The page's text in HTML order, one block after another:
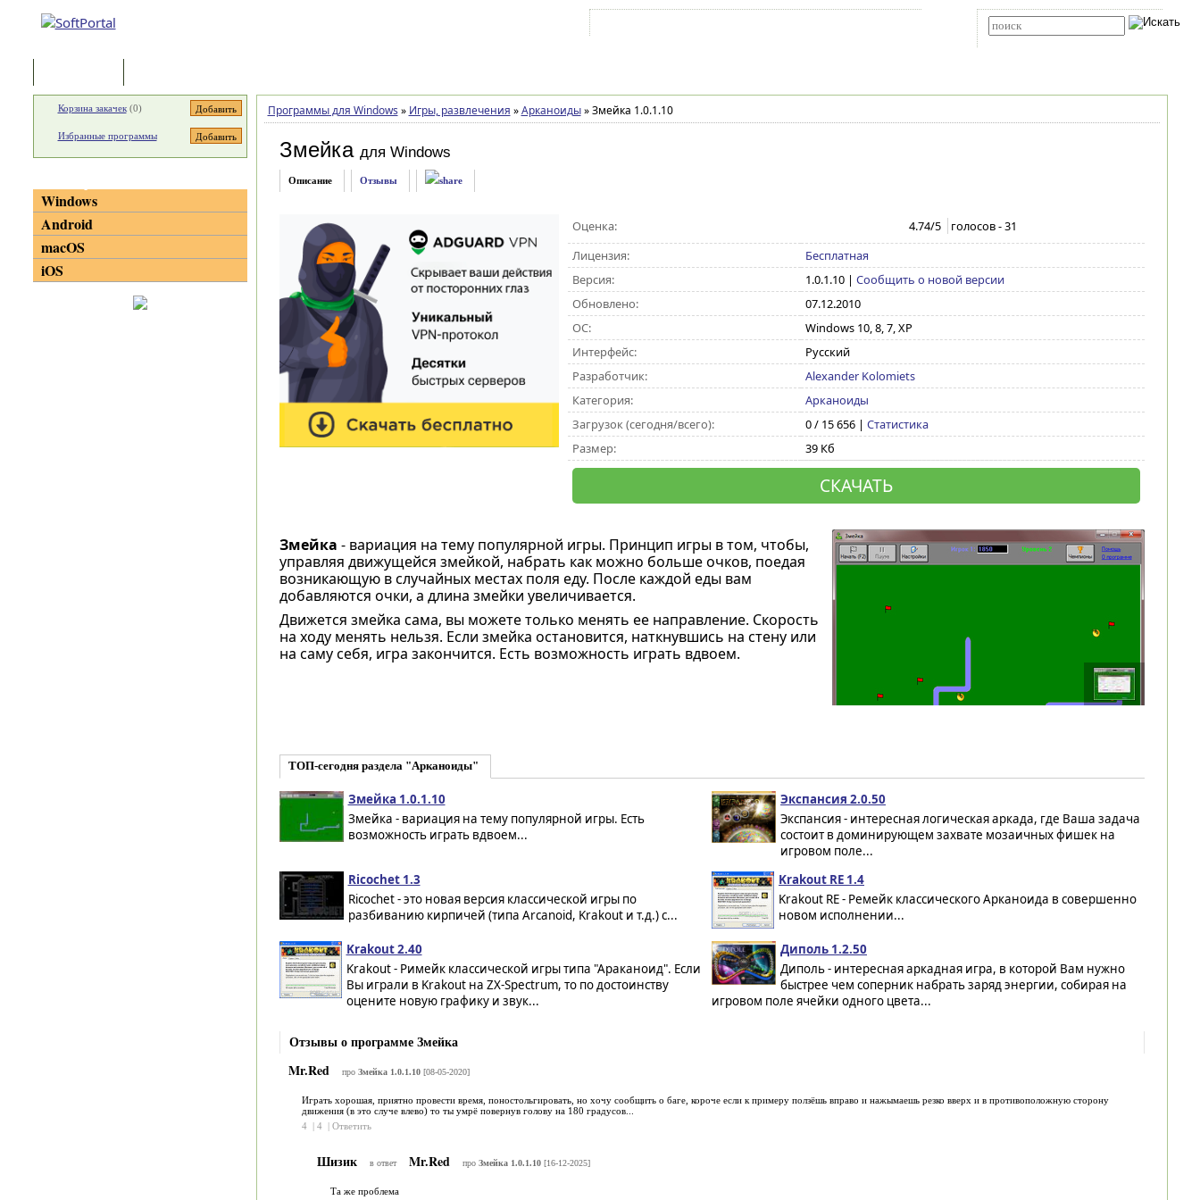
Программы для Windows » Игры, развлечения » Арканоиды »Змейка 1.0.1.10
Змейка для Windows
Описание Отзывы
Оценка: 4.74/5 голосов -31
Лицензия:
Бесплатная
Версия:
1.0.1.10| Сообщить о новой версии
Обновлено:
07.12.2010
ОС:
Windows 10, 8, 7, XP
Интерфейс:
Русский
Разработчик:
Alexander Kolomiets
Категория:
Арканоиды
Загрузок (сегодня/всего):
0 / 15 656 | Статистика
Размер:
39 Кб
СКАЧАТЬ
Змейка - вариация на тему популярной игры. Принцип игры в том, чтобы,
управляя движущейся змейкой, набрать как можно больше очков, поедая
возникающую в случайных местах поля еду. После каждой еды вам
добавляются очки, а длина змейки увеличивается.
Движется змейка сама, вы можете только менять ее направление. Скорость
на ходу менять нельзя. Если змейка остановится, наткнувшись на стену или
на саму себя, игра закончится. Есть возможность играть вдвоем.
ТОП-сегодня раздела "Арканоиды"
Змейка 1.0.1.10
Змейка - вариация на тему популярной игры. Есть
возможность играть вдвоем...
Экспансия 2.0.50
Экспансия - интересная логическая аркада, где Ваша задача
состоит в доминирующем захвате мозаичных фишек на
игровом поле...
Ricochet 1.3
Ricochet - это новая версия классической игры по
разбиванию кирпичей (типа Arcanoid, Krakout и т.д.) с...
Krakout RE 1.4
Krakout RE - Ремейк классического Арканоида в совершенно
новом исполнении...
Krakout 2.40
Krakout - Римейк классической игры типа "Араканоид". Если
Вы играли в Krakout на ZX-Spectrum, то по достоинству
оцените новую графику и звук...
Диполь 1.2.50
Диполь - интересная аркадная игра, в которой Вам нужно
быстрее чем соперник набрать заряд энергии, собирая на
игровом поле ячейки одного цвета...
Отзывы о программе Змейка
Mr.Red
про Змейка 1.0.1.10[08-05-2020]
Играть хорошая, приятно провести время, поностольгировать, но хочу сообщить о баге, короче если к примеру ползёшь вправо и нажымаешь резко вверх и в противоположную сторону
движения (в это случе влево) то ты умрё повернув голову на 180 градусов...
4
4 Ответить
Шизик в ответ Mr.Red про Змейка 1.0.1.10[16-12-2025]
Та же проблема
Корзина закачек(0)
Избранные программы
Windows
Android
macOS
iOS